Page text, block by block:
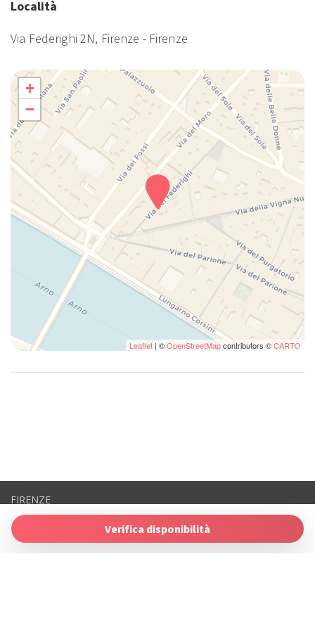
Località
Via Federighi 2N, Firenze - Firenze
+
−
Leaflet | ©OpenStreetMapcontributors ©CARTO
Verifica disponibilità
FIRENZE
info@florenceconcierge.info- 339 2604269